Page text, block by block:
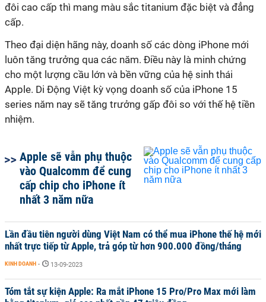
đôi cao cấp thì mang màu sắc titanium đặc biệt và đẳng
cấp.
Theo đại diện hãng này, doanh số các dòng iPhone mới
luôn tăng trưởng qua các năm. Điều này là minh chứng
cho một lượng cầu lớn và bền vững của hệ sinh thái
Apple. Di Động Việt kỳ vọng doanh số của iPhone 15
series năm nay sẽ tăng trưởng gấp đôi so với thế hệ tiền
nhiệm.
Apple sẽ vẫn phụ thuộc
vào Qualcomm để cung
cấp chip cho iPhone ít
nhất 3 năm nữa
Lần đầu tiên người dùng Việt Nam có thể mua iPhone thế hệ mới
nhất trực tiếp từ Apple, trả góp từ hơn 900.000 đồng/tháng
KINH DOANH - 13-09-2023
Tóm tắt sự kiện Apple: Ra mắt iPhone 15 Pro/Pro Max mới làm